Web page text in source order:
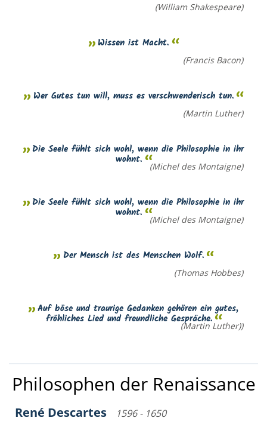
(William Shakespeare)
Wissen ist Macht.
(Francis Bacon)
Wer Gutes tun will, muss es verschwenderisch tun.
(Martin Luther)
Die Seele fühlt sich wohl, wenn die Philosophie in ihr
wohnt. (Michel des Montaigne)
Die Seele fühlt sich wohl, wenn die Philosophie in ihr
wohnt. (Michel des Montaigne)
Der Mensch ist des Menschen Wolf.
(Thomas Hobbes)
Auf böse und traurige Gedanken gehören ein gutes,
fröhliches Lied und freundliche Gespräche.(Martin Luther))
Philosophen der Renaissance
René Descartes 1596 - 1650